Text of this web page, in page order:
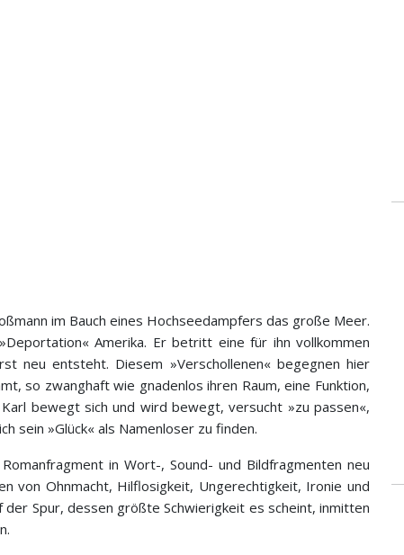
im Bauch eines Hochseedampfers das große Meer.
Amerika. Er betritt eine für ihn vollkommen
neu entsteht. Diesem »Verschollenen« begegnen hier
so zwanghaft wie gnadenlos ihren Raum, eine Funktion,
bewegt sich und wird bewegt, versucht »zu passen«,
sein »Glück« als Namenloser zu finden.
in Wort-, Sound- und Bildfragmenten neu
von Ohnmacht, Hilflosigkeit, Ungerechtigkeit, Ironie und
Spur, dessen größte Schwierigkeit es scheint, inmitten